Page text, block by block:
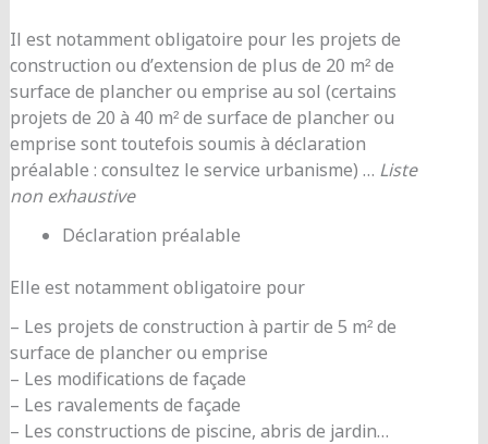
Il est notamment obligatoire pour les projets de
construction ou d’extension de plus de 20 m² de
surface de plancher ou emprise au sol (certains
projets de 20 à 40 m² de surface de plancher ou
emprise sont toutefois soumis à déclaration
préalable : consultez le service urbanisme) … Liste
non exhaustive
Déclaration préalable
Elle est notamment obligatoire pour
– Les projets de construction à partir de 5 m² de
surface de plancher ou emprise
– Les modifications de façade
– Les ravalements de façade
– Les constructions de piscine, abris de jardin…